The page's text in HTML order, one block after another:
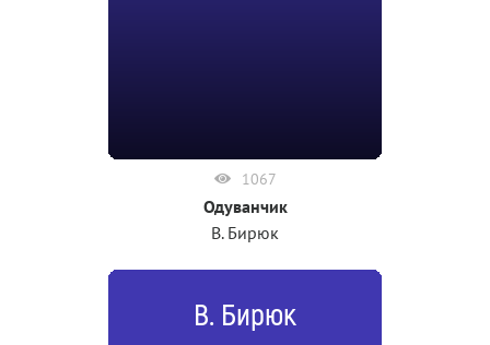
1067
Одуванчик
В. Бирюк
В. Бирюк